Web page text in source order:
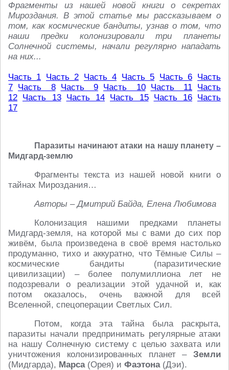
Фрагменты из нашей новой книги о секретах
Мироздания. В этой статье мы рассказываем о
том, как космические бандиты, узнав о том, что
наши предки колонизировали три планеты
Солнечной системы, начали регулярно нападать
на них...
Часть 1 Часть 2 Часть 4 Часть 5 Часть 6 Часть
7 Часть 8 Часть 9 Часть 10 Часть 11 Часть
12 Часть 13 Часть 14 Часть 15 Часть 16 Часть
17
Паразиты начинают атаки на нашу планету –
Мидгард-землю
Фрагменты текста из нашей новой книги о
тайнах Мироздания…
Авторы – Дмитрий Байда, Елена Любимова
Колонизация нашими предками планеты
Мидгард-земля, на которой мы с вами до сих пор
живём, была произведена в своё время настолько
продуманно, тихо и аккуратно, что Тёмные Силы –
космические бандиты (паразитические
цивилизации) – более полумиллиона лет не
подозревали о реализации этой удачной и, как
потом оказалось, очень важной для всей
Вселенной, спецоперации Светлых Сил.
Потом, когда эта тайна была раскрыта,
паразиты начали предпринимать регулярные атаки
на нашу Солнечную систему с целью захвата или
уничтожения колонизированных планет – Земли
(Мидгарда), Марса(Орея) и Фаэтона(Дэи).